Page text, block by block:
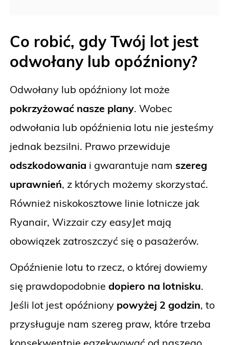
Co robić, gdy Twój lot jest
odwołany lub opóźniony?
Odwołany lub opóźniony lot może
pokrzyżować nasze plany. Wobec
odwołania lub opóźnienia lotu nie jesteśmy
jednak bezsilni. Prawo przewiduje
odszkodowania i gwarantuje nam szereg
uprawnień, z których możemy skorzystać.
Również niskokosztowe linie lotnicze jak
Ryanair, Wizzair czy easyJet mają
obowiązek zatroszczyć się o pasażerów.
Opóźnienie lotu to rzecz, o której dowiemy
się prawdopodobnie dopiero na lotnisku.
Jeśli lot jest opóźniony powyżej 2 godzin, to
przysługuje nam szereg praw, które trzeba